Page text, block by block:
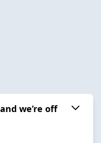
we’re off